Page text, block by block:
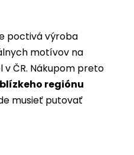
poctivá výroba
motívov na
ČR. Nákupom preto
regiónu
musieť putovať